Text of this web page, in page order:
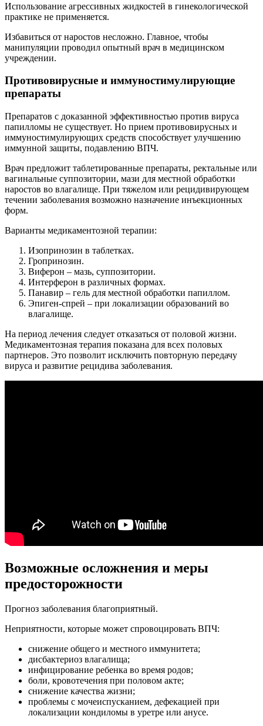
Использование агрессивных жидкостей в гинекологической
практике не применяется.
Избавиться от наростов несложно. Главное, чтобы
манипуляции проводил опытный врач в медицинском
учреждении.
Противовирусные и иммуностимулирующие
препараты
Препаратов с доказанной эффективностью против вируса
папилломы не существует. Но прием противовирусных и
иммуностимулирующих средств способствует улучшению
иммунной защиты, подавлению ВПЧ.
Врач предложит таблетированные препараты, ректальные или
вагинальные суппозитории, мази для местной обработки
наростов во влагалище. При тяжелом или рецидивирующем
течении заболевания возможно назначение инъекционных
форм.
Варианты медикаментозной терапии:
Изопринозин в таблетках.
Гропринозин.
Виферон – мазь, суппозитории.
Интерферон в различных формах.
Панавир – гель для местной обработки папиллом.
Эпиген-спрей – при локализации образований во
влагалище.
На период лечения следует отказаться от половой жизни.
Медикаментозная терапия показана для всех половых
партнеров. Это позволит исключить повторную передачу
вируса и развитие рецидива заболевания.
Возможные осложнения и меры
предосторожности
Прогноз заболевания благоприятный.
Неприятности, которые может спровоцировать ВПЧ:
снижение общего и местного иммунитета;
дисбактериоз влагалища;
инфицирование ребенка во время родов;
боли, кровотечения при половом акте;
снижение качества жизни;
проблемы с мочеиспусканием, дефекацией при
локализации кондиломы в уретре или анусе.